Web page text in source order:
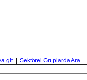
git| Sektörel Gruplarda Ara